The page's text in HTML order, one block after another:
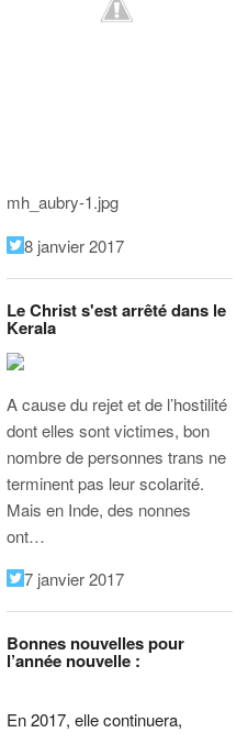
mh_aubry-1.jpg
8 janvier 2017
Le Christ s'est arrêté dans le
Kerala
A cause du rejet et de l’hostilité
dont elles sont victimes, bon
nombre de personnes trans ne
terminent pas leur scolarité.
Mais en Inde, des nonnes
ont…
7 janvier 2017
Bonnes nouvelles pour
l’année nouvelle :
En 2017, elle continuera,